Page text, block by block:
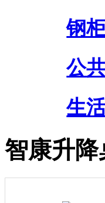
钢
公
生
智康升降